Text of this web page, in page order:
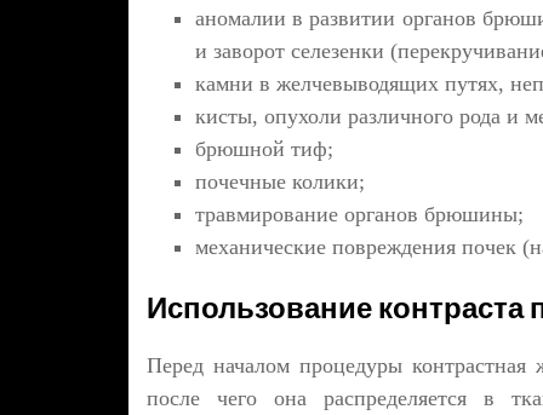
аномалии в развитии органов
и заворот селезенки
камни в желчевыводящих путях,
кисты, опухоли различного рода и
брюшной тиф;
почечные колики;
травмирование органов брюшины;
механические повреждения почек
Использование контраста
Перед началом процедуры контрастная
после чего она распределяется в